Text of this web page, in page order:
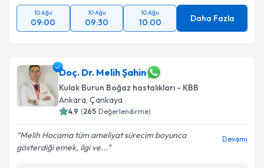
10 Ağu
09:00
10 Ağu
09:30
10 Ağu
10:00 Daha Fazla
Doç. Dr. Melih Şahin
Kulak Burun Boğaz hastalıkları - KBB
Ankara, Çankaya
4.9 (265 Değerlendirme)
Melih Hocama tüm ameliyat sürecim boyunca
gösterdiği emek, ilgi ve...
Devamı